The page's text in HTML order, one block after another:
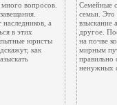
вопросов.
наследников, а
в этих
юристы
как
Семейные
семьи. Это
взыскание
другое.
на почве
мирным
правильно
ненужных